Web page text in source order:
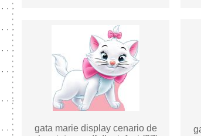
gata marie display cenario de